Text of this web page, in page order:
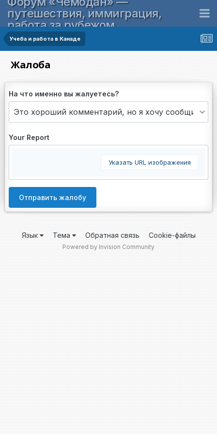
путешествия, иммиграция,
работа за рубежом
Учеба и работа в Канаде
Жалоба
На что именно вы жалуетесь?
Your Report
Указать URL изображения
Отправить жалобу
Язык Тема Обратная связь Cookie-файлы
Powered by Invision Community